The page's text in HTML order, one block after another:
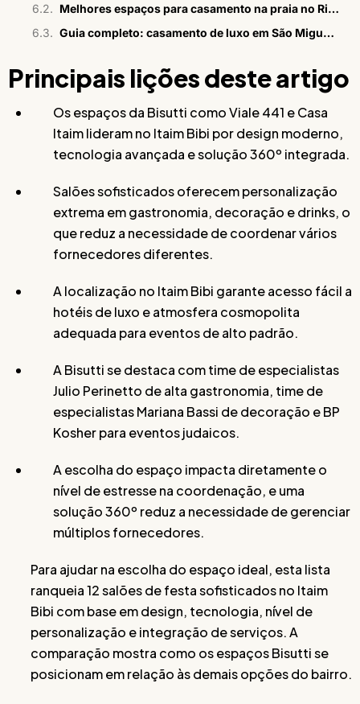
Melhores espaços para casamento na praia no Rio em 2026
Guia completo: casamento de luxo em São Miguel dos Milagres
Principais lições deste artigo
Os espaços da Bisutti como Viale 441 e Casa
Itaim lideram no Itaim Bibi por design moderno,
tecnologia avançada e solução 360º integrada.
Salões sofisticados oferecem personalização
extrema em gastronomia, decoração e drinks, o
que reduz a necessidade de coordenar vários
fornecedores diferentes.
A localização no Itaim Bibi garante acesso fácil a
hotéis de luxo e atmosfera cosmopolita
adequada para eventos de alto padrão.
A Bisutti se destaca com time de especialistas
Julio Perinetto de alta gastronomia, time de
especialistas Mariana Bassi de decoração e BP
Kosher para eventos judaicos.
A escolha do espaço impacta diretamente o
nível de estresse na coordenação, e uma
solução 360º reduz a necessidade de gerenciar
múltiplos fornecedores.
Para ajudar na escolha do espaço ideal, esta lista
ranqueia 12 salões de festa sofisticados no Itaim
Bibi com base em design, tecnologia, nível de
personalização e integração de serviços. A
comparação mostra como os espaços Bisutti se
posicionam em relação às demais opções do bairro.